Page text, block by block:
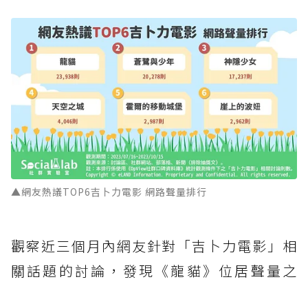
▲網友熱議TOP6吉卜力電影 網路聲量排行
觀察近三個月內網友針對「吉卜力電影」相
關話題的討論，發現《龍貓》位居聲量之